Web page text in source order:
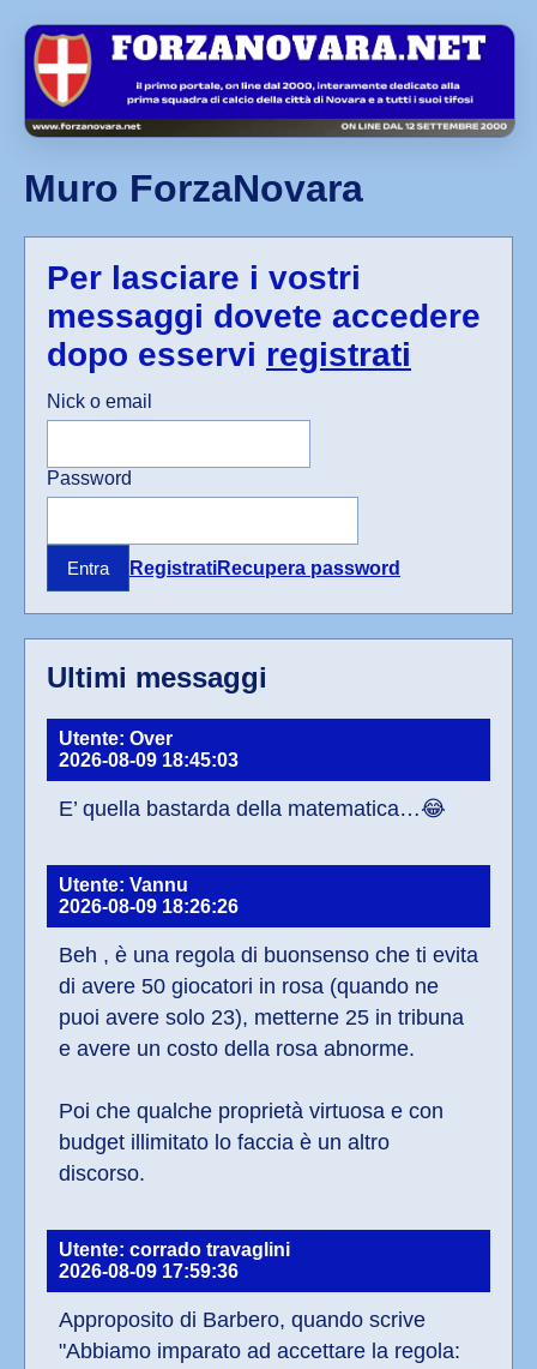
Muro ForzaNovara
Per lasciare i vostri
messaggi dovete accedere
dopo esservi registrati
Nick o email
Password
Entra RegistratiRecupera password
Ultimi messaggi
Utente: Over
2026-08-09 18:45:03
E’ quella bastarda della matematica…😂
Utente: Vannu
2026-08-09 18:26:26
Beh , è una regola di buonsenso che ti evita
di avere 50 giocatori in rosa (quando ne
puoi avere solo 23), metterne 25 in tribuna
e avere un costo della rosa abnorme.
Poi che qualche proprietà virtuosa e con
budget illimitato lo faccia è un altro
discorso.
Utente: corrado travaglini
2026-08-09 17:59:36
Approposito di Barbero, quando scrive
"Abbiamo imparato ad accettare la regola: